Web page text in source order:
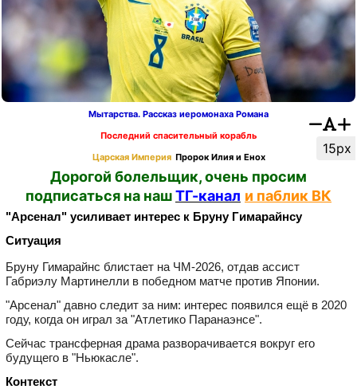
15px
Мытарства. Рассказ иеромонаха Романа
Последний спасительный корабль
Царская Империя Пророк Илия и Енох
Дорогой болельщик, очень просим
подписаться на нашТГ-канал и паблик ВК
"Арсенал" усиливает интерес к Бруну Гимарайнсу
Ситуация
Бруну Гимарайнс блистает на ЧМ‑2026, отдав ассист
Габриэлу Мартинелли в победном матче против Японии.
"Арсенал" давно следит за ним: интерес появился ещё в 2020
году, когда он играл за "Атлетико Паранаэнсе".
Сейчас трансферная драма разворачивается вокруг его
будущего в "Ньюкасле".
Контекст